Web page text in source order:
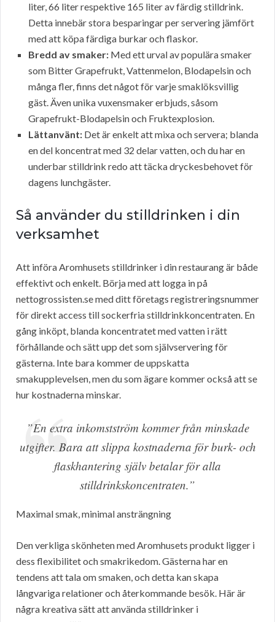
liter, 66 liter respektive 165 liter av färdig stilldrink.
Detta innebär stora besparingar per servering jämfört
med att köpa färdiga burkar och flaskor.
Bredd av smaker: Med ett urval av populära smaker
som Bitter Grapefrukt, Vattenmelon, Blodapelsin och
många fler, finns det något för varje smaklöksvillig
gäst. Även unika vuxensmaker erbjuds, såsom
Grapefrukt-Blodapelsin och Fruktexplosion.
Lättanvänt: Det är enkelt att mixa och servera; blanda
en del koncentrat med 32 delar vatten, och du har en
underbar stilldrink redo att täcka dryckesbehovet för
dagens lunchgäster.
Så använder du stilldrinken i din
verksamhet
Att införa Aromhusets stilldrinker i din restaurang är både
effektivt och enkelt. Börja med att logga in på
nettogrossisten.se med ditt företags registreringsnummer
för direkt access till sockerfria stilldrinkkoncentraten. En
gång inköpt, blanda koncentratet med vatten i rätt
förhållande och sätt upp det som självservering för
gästerna. Inte bara kommer de uppskatta
smakupplevelsen, men du som ägare kommer också att se
hur kostnaderna minskar.
”En extra inkomstström kommer från minskade
utgifter. Bara att slippa kostnaderna för burk- och
flaskhantering själv betalar för alla
stilldrinkskoncentraten.”
Maximal smak, minimal ansträngning
Den verkliga skönheten med Aromhusets produkt ligger i
dess flexibilitet och smakrikedom. Gästerna har en
tendens att tala om smaken, och detta kan skapa
långvariga relationer och återkommande besök. Här är
några kreativa sätt att använda stilldrinker i